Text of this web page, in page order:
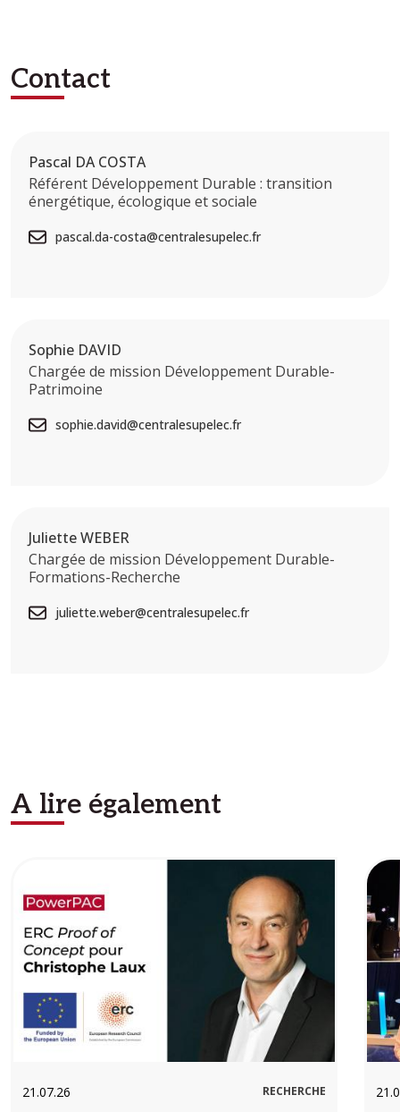
Contact
Pascal DA COSTA
Référent Développement Durable : transition
énergétique, écologique et sociale
pascal.da-costa@centralesupelec.fr
Sophie DAVID
Chargée de mission Développement Durable-
Patrimoine
sophie.david@centralesupelec.fr
Juliette WEBER
Chargée de mission Développement Durable-
Formations-Recherche
juliette.weber@centralesupelec.fr
A lire également
21.07.26 RECHERCHE